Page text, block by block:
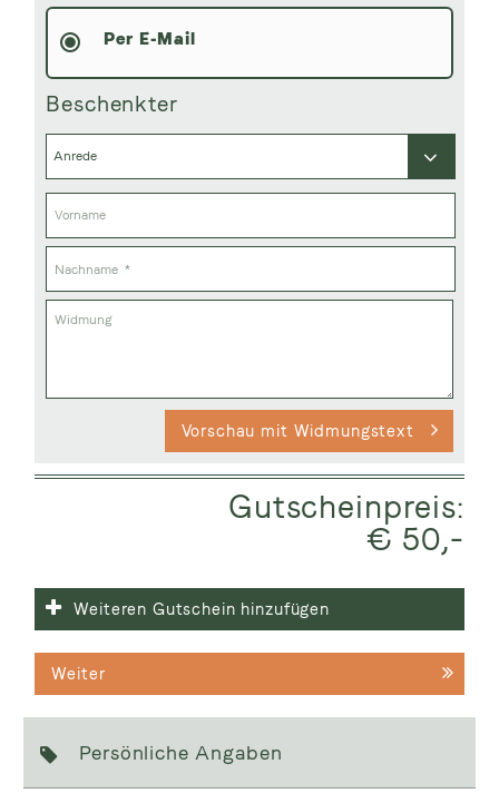
Per E-Mail
Beschenkter
Vorschau mit Widmungstext
Gutscheinpreis:
€ 50,-
Weiteren Gutschein hinzufügen
Weiter
Persönliche Angaben